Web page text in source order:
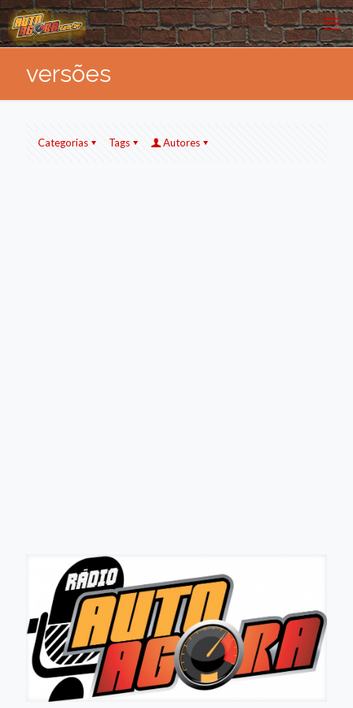
versões
Categorias Tags Autores